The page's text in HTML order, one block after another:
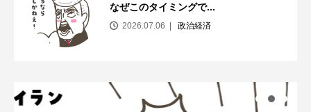
なぜこのタイミングで...
2026.07.06 政治経済